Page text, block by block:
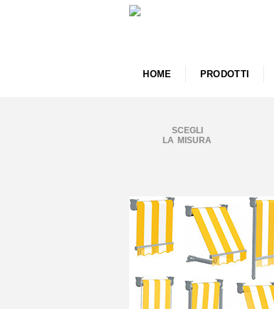
HOME PRODOTTI
SCEGLI
LA MISURA